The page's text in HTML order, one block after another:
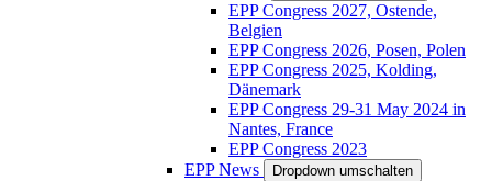
EPP Congress 2027, Ostende,
Belgien
EPP Congress 2026, Posen, Polen
EPP Congress 2025, Kolding,
Dänemark
EPP Congress 29-31 May 2024 in
Nantes, France
EPP Congress 2023
EPP News
Dropdown umschalten